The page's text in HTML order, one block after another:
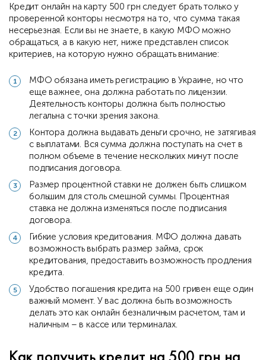
Кредит онлайн на карту 500 грн следует брать только у
проверенной конторы несмотря на то, что сумма такая
несерьезная. Если вы не знаете, в какую МФО можно
обращаться, а в какую нет, ниже представлен список
критериев, на которую нужно обращать внимание:
МФО обязана иметь регистрацию в Украине, но что
еще важнее, она должна работать по лицензии.
Деятельность конторы должна быть полностью
легальна с точки зрения закона.
Контора должна выдавать деньги срочно, не затягивая
с выплатами. Вся сумма должна поступать на счет в
полном объеме в течение нескольких минут после
подписания договора.
Размер процентной ставки не должен быть слишком
большим для столь смешной суммы. Процентная
ставка не должна изменяться после подписания
договора.
Гибкие условия кредитования. МФО должна давать
возможность выбрать размер займа, срок
кредитования, предоставить возможность продления
кредита.
Удобство погашения кредита на 500 гривен еще один
важный момент. У вас должна быть возможность
делать это как онлайн безналичным расчетом, там и
наличным – в кассе или терминалах.